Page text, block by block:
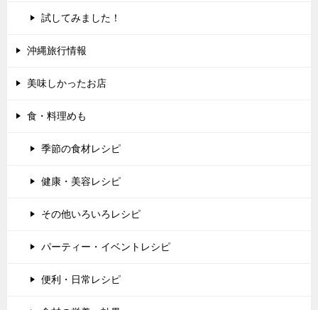
試してみました！
沖縄旅行情報
美味しかったお店
食・料理めも
季節の食材レシピ
健康・美容レシピ
その他いろいろレシピ
パーティー・イベントレシピ
便利・日常レシピ